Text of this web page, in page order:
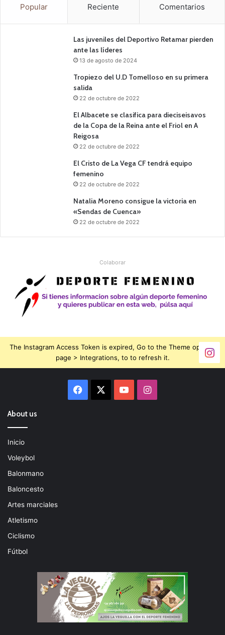
Popular Reciente Comentarios
Las juveniles del Deportivo Retamar pierden
ante las líderes
13 de agosto de 2024
Tropiezo del U.D Tomelloso en su primera
salida
22 de octubre de 2022
El Albacete se clasifica para dieciseisavos
de la Copa de la Reina ante el Friol en A
Reigosa
22 de octubre de 2022
El Cristo de La Vega CF tendrá equipo
femenino
22 de octubre de 2022
Natalia Moreno consigue la victoria en
«Sendas de Cuenca»
22 de octubre de 2022
Colaborar
The Instagram Access Token is expired, Go to the Theme options
page > Integrations, to to refresh it.
Facebook YouTubeInstagram
About us
Inicio
Voleybol
Balonmano
Baloncesto
Artes marciales
Atletismo
Ciclismo
Fútbol